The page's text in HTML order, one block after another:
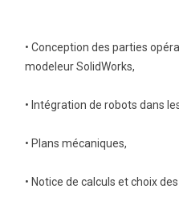
• Conception des parties
modeleur SolidWorks,
• Intégration de robots dans
• Plans mécaniques,
• Notice de calculs et choix